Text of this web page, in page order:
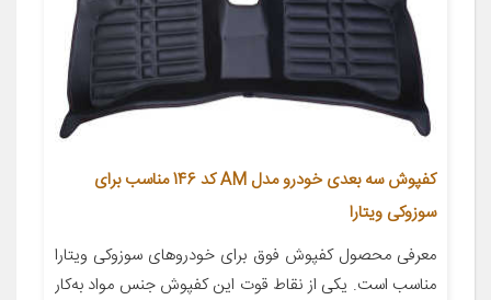
کفپوش سه بعدی خودرو مدل AM کد 146 مناسب برای
سوزوکی ویتارا
معرفی محصول کفپوش فوق برای خودروهای سوزوکی ویتارا
مناسب است. یکی از نقاط قوت این کفپوش جنس مواد به‌کار